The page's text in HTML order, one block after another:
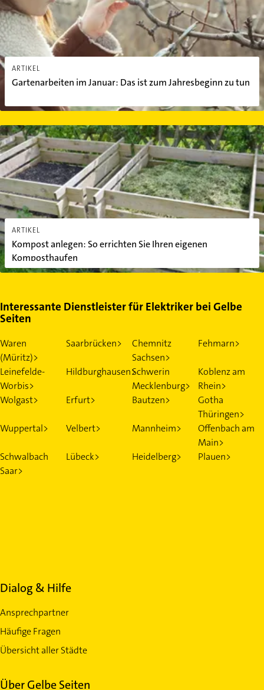
ARTIKEL
Gartenarbeiten im Januar: Das ist zum Jahresbeginn zu tun
ARTIKEL
Kompost anlegen: So errichten Sie Ihren eigenen
Komposthaufen
Kompost anlegen: So errichten Sie Ihren eigenen Komposthaufen
Interessante Dienstleister für Elektriker bei Gelbe
Seiten
Waren
(Müritz)>
Saarbrücken>
Chemnitz
Sachsen>
Fehmarn>
Leinefelde-
Worbis>
Hildburghausen>Schwerin
Mecklenburg>
Koblenz am
Rhein>
Wolgast>
Erfurt> Bautzen>
Gotha
Thüringen>
Wuppertal>
Velbert> Mannheim>
Offenbach am
Main>
Schwalbach
Saar>
Lübeck> Heidelberg> Plauen>
Dialog & Hilfe
Ansprechpartner
Häufige Fragen
Übersicht aller Städte
Über Gelbe Seiten